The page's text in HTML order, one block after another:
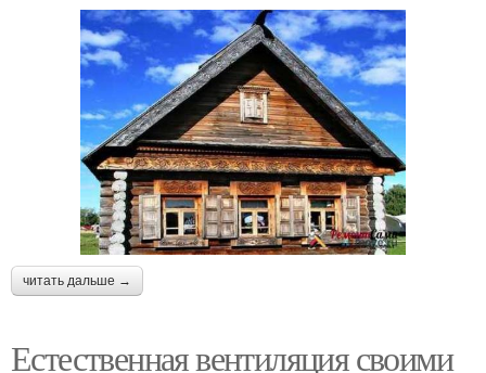
читать дальше →
Естественная вентиляция своими